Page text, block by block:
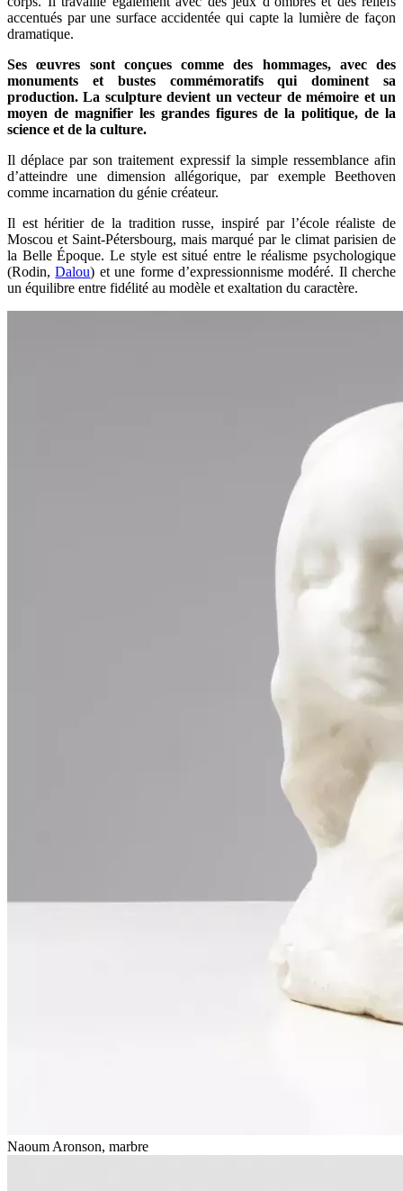
accentués par une surface accidentée qui capte la lumière de façon
dramatique.
Ses œuvres sont conçues comme des hommages, avec des
monuments et bustes commémoratifs qui dominent sa
production. La sculpture devient un vecteur de mémoire et un
moyen de magnifier les grandes figures de la politique, de la
science et de la culture.
Il déplace par son traitement expressif la simple ressemblance afin
d’atteindre une dimension allégorique, par exemple Beethoven
comme incarnation du génie créateur.
Il est héritier de la tradition russe, inspiré par l’école réaliste de
Moscou et Saint-Pétersbourg, mais marqué par le climat parisien de
la Belle Époque. Le style est situé entre le réalisme psychologique
(Rodin,Dalou) et une forme d’expressionnisme modéré. Il cherche
un équilibre entre fidélité au modèle et exaltation du caractère.
Naoum Aronson, marbre